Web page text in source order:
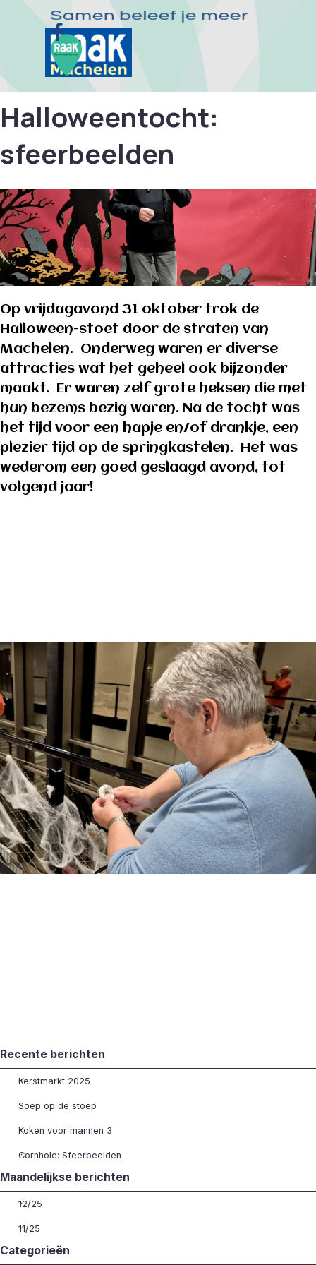
Menu overslaan
Halloweentocht:
sfeerbeelden
Op vrijdagavond 31 oktober trok de
Halloween-stoet door de straten van
Machelen. Onderweg waren er diverse
attracties wat het geheel ook bijzonder
maakt. Er waren zelf grote heksen die met
hun bezems bezig waren. Na de tocht was
het tijd voor een hapje en/of drankje, een
plezier tijd op de springkastelen. Het was
wederom een goed geslaagd avond, tot
volgend jaar!
Blok overslaan Recente berichten
Recente berichten
Kerstmarkt 2025
Soep op de stoep
Koken voor mannen 3
Cornhole: Sfeerbeelden
Blok overslaan Maandelijkse berichten
Maandelijkse berichten
12/25
11/25
Blok overslaan Categorieën
Categorieën